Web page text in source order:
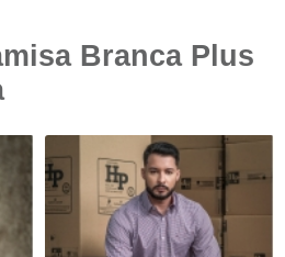
Branca Plus